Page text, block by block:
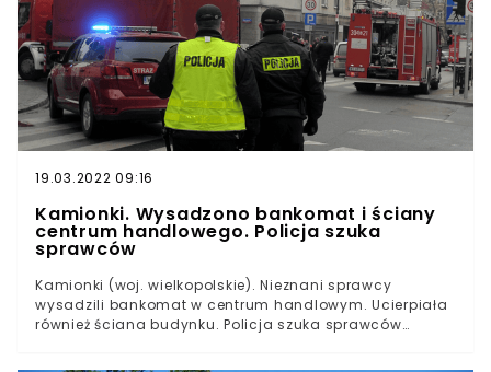
19.03.2022 09:16
Kamionki. Wysadzono bankomat i ściany
centrum handlowego. Policja szuka
sprawców
Kamionki (woj. wielkopolskie). Nieznani sprawcy
wysadzili bankomat w centrum handlowym. Ucierpiała
również ściana budynku. Policja szuka sprawców